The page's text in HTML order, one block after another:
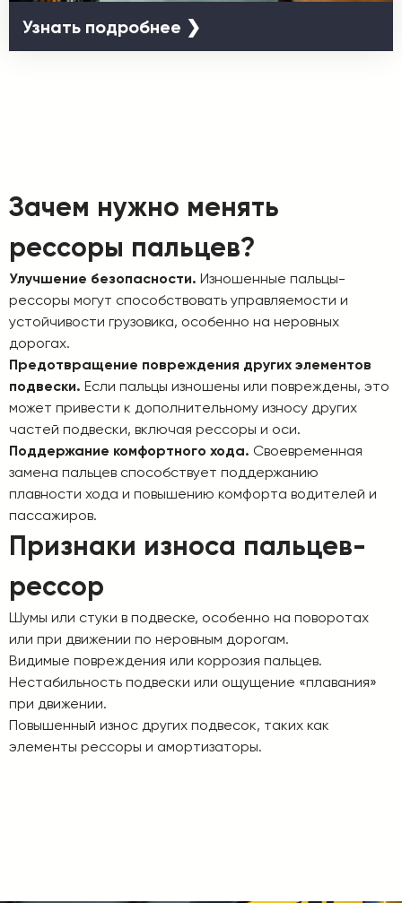
Узнать подробнее ❯
Зачем нужно менять
рессоры пальцев?
Улучшение безопасности. Изношенные пальцы-
рессоры могут способствовать управляемости и
устойчивости грузовика, особенно на неровных
дорогах.
Предотвращение повреждения других элементов
подвески. Если пальцы изношены или повреждены, это
может привести к дополнительному износу других
частей подвески, включая рессоры и оси.
Поддержание комфортного хода. Своевременная
замена пальцев способствует поддержанию
плавности хода и повышению комфорта водителей и
пассажиров.
Признаки износа пальцев-
рессор
Шумы или стуки в подвеске, особенно на поворотах
или при движении по неровным дорогам.
Видимые повреждения или коррозия пальцев.
Нестабильность подвески или ощущение «плавания»
при движении.
Повышенный износ других подвесок, таких как
элементы рессоры и амортизаторы.